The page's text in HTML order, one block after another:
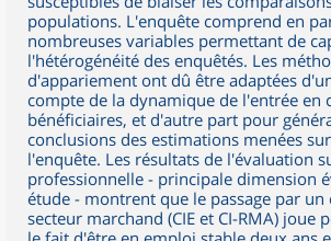
populations. L'enquête comprend en
nombreuses variables permettant de
l'hétérogénéité des enquêtés. Les
d'appariement ont dû être adaptées
compte de la dynamique de l'entrée en
bénéficiaires, et d'autre part pour
conclusions des estimations menées
l'enquête. Les résultats de l'évaluation
professionnelle - principale dimension
étude - montrent que le passage par un
secteur marchand (CIE et CI-RMA) joue